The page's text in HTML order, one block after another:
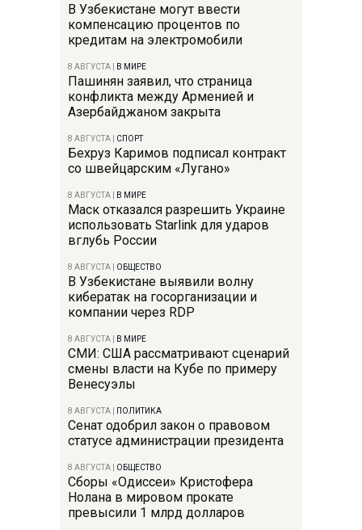
В Узбекистане могут ввести
компенсацию процентов по
кредитам на электромобили
8 АВГУСТА В МИРЕ
Пашинян заявил, что страница
конфликта между Арменией и
Азербайджаном закрыта
8 АВГУСТА СПОРТ
Бехруз Каримов подписал контракт
со швейцарским «Лугано»
8 АВГУСТА В МИРЕ
Маск отказался разрешить Украине
использовать Starlink для ударов
вглубь России
8 АВГУСТА ОБЩЕСТВО
В Узбекистане выявили волну
кибератак на госорганизации и
компании через RDP
8 АВГУСТА В МИРЕ
СМИ: США рассматривают сценарий
смены власти на Кубе по примеру
Венесуэлы
8 АВГУСТА ПОЛИТИКА
Сенат одобрил закон о правовом
статусе администрации президента
8 АВГУСТА ОБЩЕСТВО
Сборы «Одиссеи» Кристофера
Нолана в мировом прокате
превысили 1 млрд долларов